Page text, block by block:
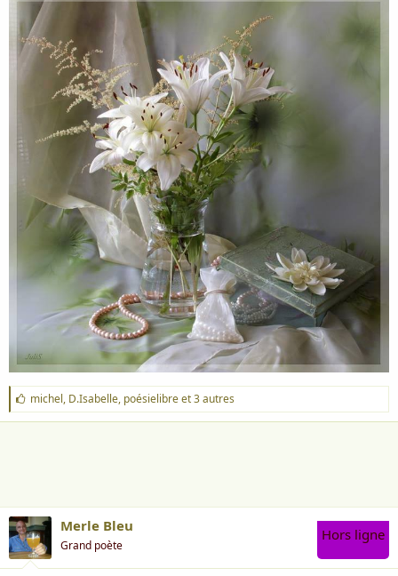
J
'
a
michel, D.Isabelle, poésielibreet 3 autres
Merle Bleu
Grand poète
Hors ligne